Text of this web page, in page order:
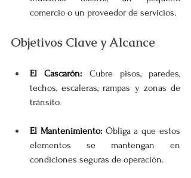
comercio o un proveedor de servicios.
Objetivos Clave y Alcance
El Cascarón: Cubre pisos, paredes,
techos, escaleras, rampas y zonas de
tránsito.
El Mantenimiento: Obliga a que estos
elementos se mantengan en
condiciones seguras de operación.